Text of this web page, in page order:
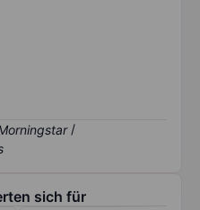
/
sich für